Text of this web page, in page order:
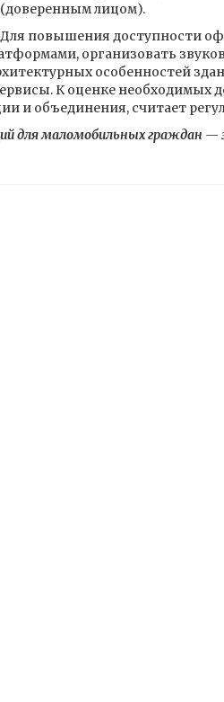
(доверенным лицом).
Для повышения доступности
организовать
особенностей
К оценке необходимых
и объединения, считает
для маломобильных граждан